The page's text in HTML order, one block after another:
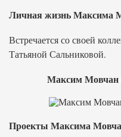
Личная жизнь Максима
Встречается со своей
Татьяной Сальниковой.
Максим Мовчан
Проекты Максима